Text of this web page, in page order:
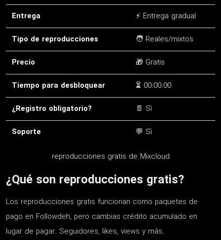
Entrega
⚡ Entrega gradual
Tipo de reproducciones
🧑 Reales/mixtos
Precio
🎁 Gratis
Tiempo para desbloquear
⏳ 00:00:00
¿Registro obligatorio?
📄 Sí
Soporte
💬 Sí
reproducciones gratis de Mixcloud
¿Qué son reproducciones gratis?
Los reproducciones gratis funcionan como paquetes de
pago en Followdeh, pero cambias crédito acumulado en
lugar de pagar. Seguidores, likes, views y más.